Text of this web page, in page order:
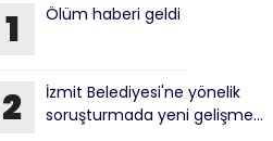
1 Ölüm haberi geldi
2
İzmit Belediyesi'ne yönelik
soruşturmada yeni gelişme...